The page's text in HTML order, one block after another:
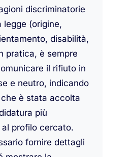
discriminatorie
legge (origine,
disabilità,
pratica, è sempre
il rifiuto in
e neutro, indicando
è stata accolta
più
profilo cercato.
fornire dettagli